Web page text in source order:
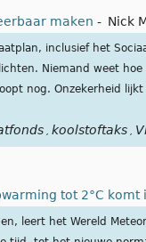
maken - Nick
inclusief het
Niemand weet
nog. Onzekerheid
koolstoftaks
tot 2°C komt
leert het Wereld